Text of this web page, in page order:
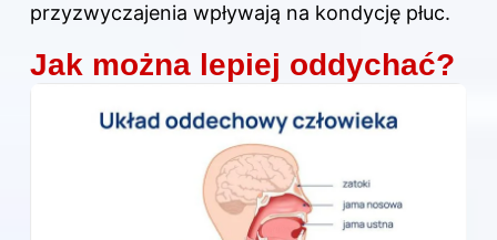
przyzwyczajenia wpływają na kondycję płuc.
Jak można lepiej oddychać?